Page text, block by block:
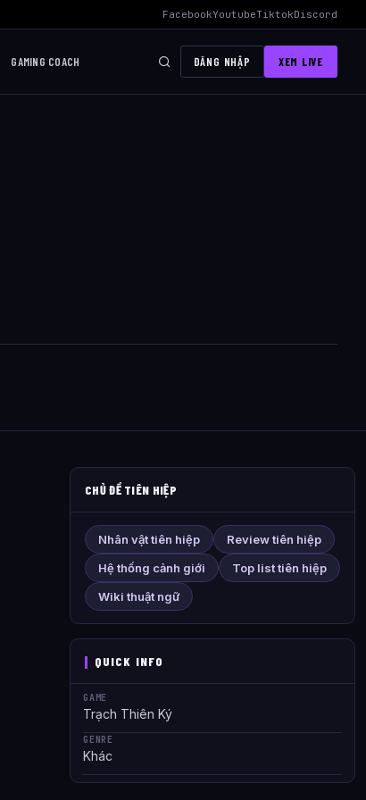
Quả Nhất AWC 2026 Liên Quân Mobile – Lịch Thi Đấu,
FacebookYoutubeTiktokDiscord
GAMING COACH ĐĂNG NHẬP XEM LIVE
CHỦ ĐỀ TIÊN HIỆP
Nhân vật tiên hiệp
Review tiên hiệp
Hệ thống cảnh giới
Top list tiên hiệp
Wiki thuật ngữ
QUICK INFO
GAME
Trạch Thiên Ký
GENRE
Khác